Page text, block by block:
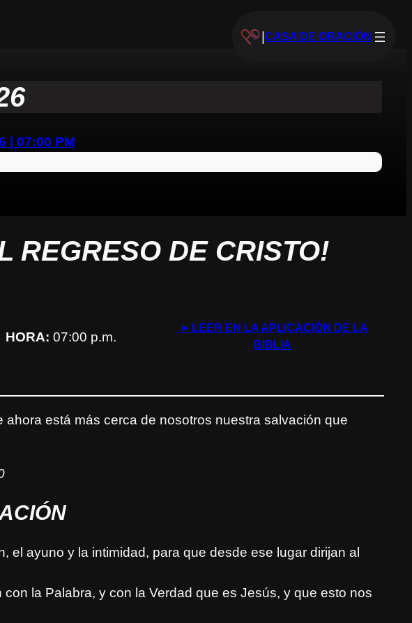
CASA DE ORACIÓN
| 07:00 PM
REGRESO DE CRISTO!
HORA: 07:00 p.m.
➤ LEER EN LA APLICACIÓN DE LA
BIBLIA
está más cerca de nosotros nuestra salvación que
el ayuno y la intimidad, para que desde ese lugar dirijan al
la Palabra, y con la Verdad que es Jesús, y que esto nos